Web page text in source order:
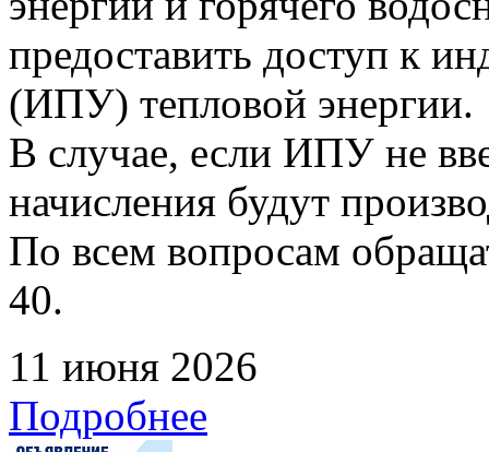
предоставить доступ к
(ИПУ) тепловой энергии.
В случае, если ИПУ не
начисления будут
По всем вопросам
40.
11 июня 2026
Подробнее